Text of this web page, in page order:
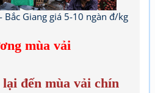
Bắc Giang giá 5-10 ngàn đ/kg
mùa vải
đến mùa vải chín